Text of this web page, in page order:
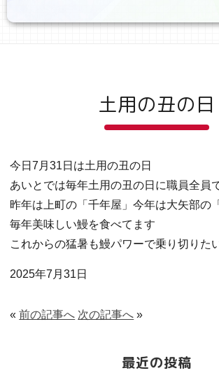
土用の丑の日
今日7月31日は土用の丑の日
あいとでは毎年土用の丑の日に職員全員
昨年は上町の「千年屋」今年は大矢部の
毎年美味しい鰻を食べてます
これからの猛暑も鰻パワーで乗り切りた
2025年7月31日
«前の記事へ 次の記事へ »
最近の投稿